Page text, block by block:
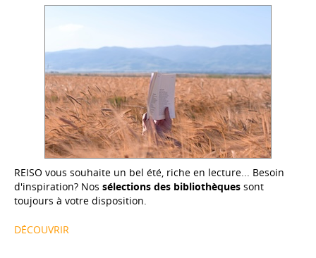
REISO vous souhaite un bel été, riche en lecture... Besoin
d'inspiration? Nos sélections des bibliothèques sont
toujours à votre disposition.
DÉCOUVRIR